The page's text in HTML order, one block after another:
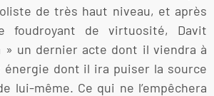
de très haut niveau, et après
foudroyant de virtuosité, Davit
» un dernier acte dont il viendra à
énergie dont il ira puiser la source
lui-même. Ce qui ne l’empêchera